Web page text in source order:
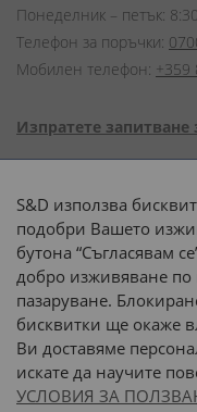
Понеделник – петък:
Телефон за поръчки:
Мобилен телефон: +359
Изпратете запитване
S&D използва
подобри Вашето
бутона “Съгласявам
добро изживяване
пазаруване.
бисквитки ще окаже
Ви доставяме
искате да научите
УСЛОВИЯ ЗА